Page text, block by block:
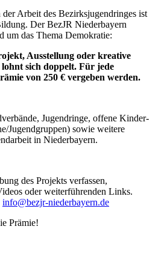
Arbeit des Bezirksjugendringes ist
Der BezJR Niederbayern
um das Thema Demokratie:
Ausstellung oder kreative
sich doppelt. Für jede
von 250 € vergeben werden.
Jugendringe, offene Kinder-
Jugendgruppen) sowie weitere
in Niederbayern.
des Projekts verfassen,
oder weiterführenden Links.
info@bezjr-niederbayern.de
Prämie!